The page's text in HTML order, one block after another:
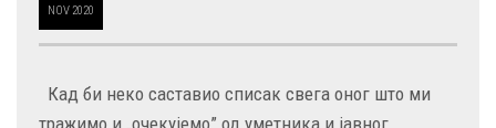
NOV 2020
Кад би неко саставио списак свега оног што ми
тражимо и „очекујемо” од уметника и јавног